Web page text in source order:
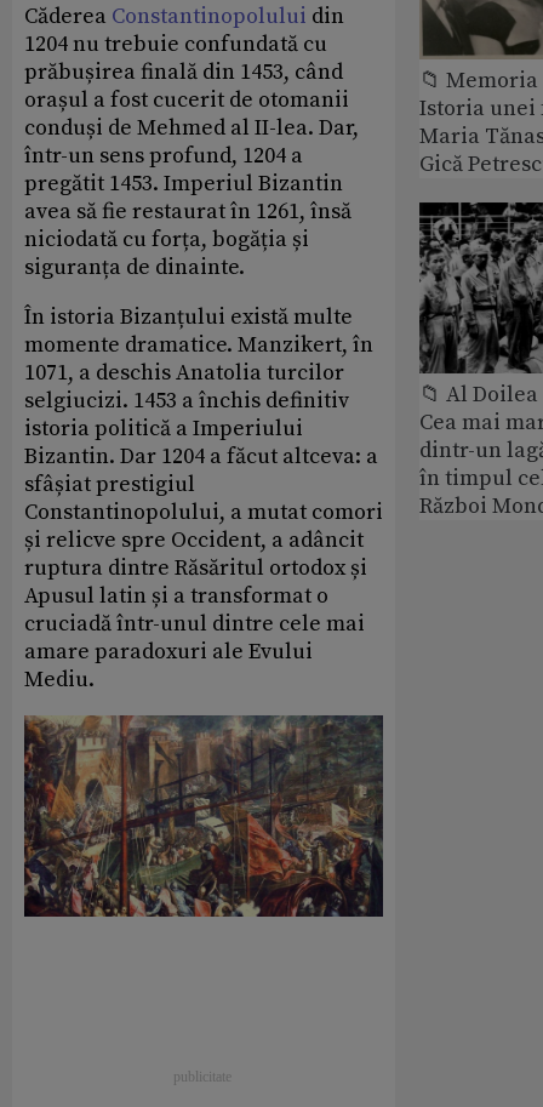
Căderea Constantinopolului din
1204 nu trebuie confundată cu
prăbușirea finală din 1453, când
orașul a fost cucerit de otomanii
conduși de Mehmed al II-lea. Dar,
într-un sens profund, 1204 a
pregătit 1453. Imperiul Bizantin
avea să fie restaurat în 1261, însă
niciodată cu forța, bogăția și
siguranța de dinainte.
În istoria Bizanțului există multe
momente dramatice. Manzikert, în
1071, a deschis Anatolia turcilor
selgiucizi. 1453 a închis definitiv
istoria politică a Imperiului
Bizantin. Dar 1204 a făcut altceva: a
sfâșiat prestigiul
Constantinopolului, a mutat comori
și relicve spre Occident, a adâncit
ruptura dintre Răsăritul ortodox și
Apusul latin și a transformat o
cruciadă într-unul dintre cele mai
amare paradoxuri ale Evului
Mediu.
📁
Istoria
Maria
Gică
📁 Al
Cea mai
dintr-un
în timpul
Război